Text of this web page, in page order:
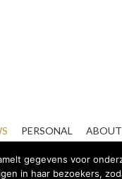
PERSONAL
gegevens voor
in haar bezoekers,